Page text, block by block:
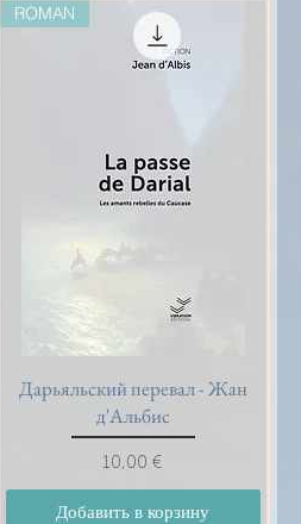
Быстрый просмотр
ROMAN
Дарьяльский перевал - Жан
д'Альбис
Цена
10,00 €
Добавить в корзину